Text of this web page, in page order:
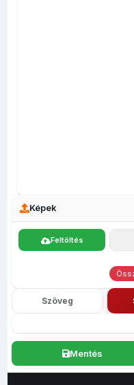
Képek
Feltöltés
Szöveg
Mentés